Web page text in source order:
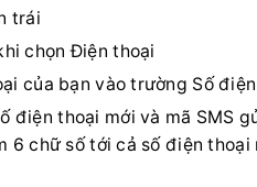
trái
chọn Điện thoại
của bạn vào trường Số
điện thoại mới và mã SMS
6 chữ số tới cả số điện thoại